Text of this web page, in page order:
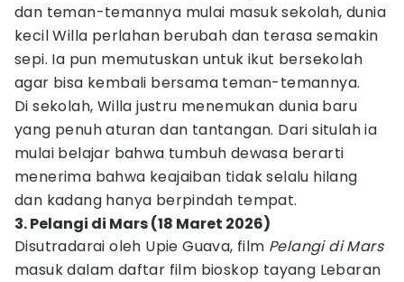
dan teman-temannya mulai masuk sekolah, dunia
kecil Willa perlahan berubah dan terasa semakin
sepi. Ia pun memutuskan untuk ikut bersekolah
agar bisa kembali bersama teman-temannya.
Di sekolah, Willa justru menemukan dunia baru
yang penuh aturan dan tantangan. Dari situlah ia
mulai belajar bahwa tumbuh dewasa berarti
menerima bahwa keajaiban tidak selalu hilang
dan kadang hanya berpindah tempat.
3. Pelangi di Mars (18 Maret 2026)
Disutradarai oleh Upie Guava, film Pelangi di Mars
masuk dalam daftar film bioskop tayang Lebaran